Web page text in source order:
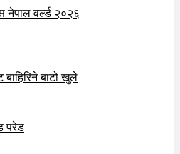
नेपाल वर्ल्ड २०२६
बाहिरिने बाटो खुले
परेड